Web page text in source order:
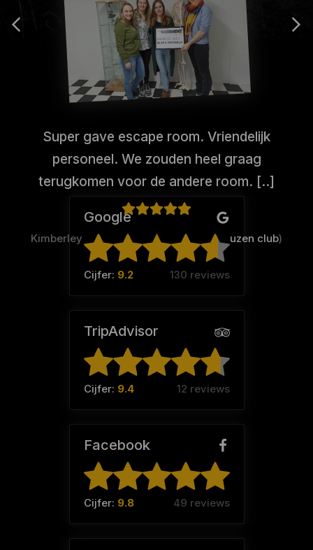
Super gave escape room. Vriendelijk
personeel. We zouden heel graag
terugkomen voor de andere room. [..]
Kimberley Hoogerwaard (Team: De kneuzen club)
Google
Cijfer: 9.2 130 reviews
TripAdvisor
Cijfer: 9.4 12 reviews
Facebook
Cijfer: 9.8 49 reviews